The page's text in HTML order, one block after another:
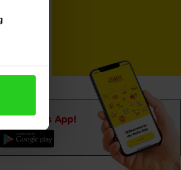
Netto plus App!